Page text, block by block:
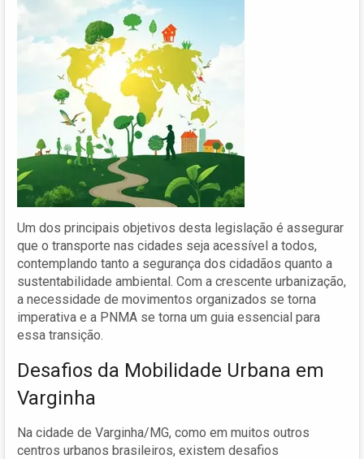
Um dos principais objetivos desta legislação é assegurar
que o transporte nas cidades seja acessível a todos,
contemplando tanto a segurança dos cidadãos quanto a
sustentabilidade ambiental. Com a crescente urbanização,
a necessidade de movimentos organizados se torna
imperativa e a PNMA se torna um guia essencial para
essa transição.
Desafios da Mobilidade Urbana em
Varginha
Na cidade de Varginha/MG, como em muitos outros
centros urbanos brasileiros, existem desafios